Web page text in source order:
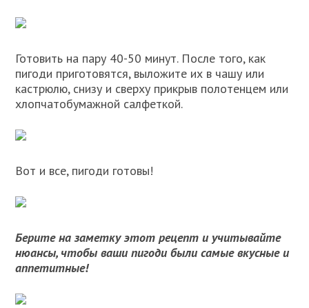
Готовить на пару 40-50 минут. После того, как
пигоди приготовятся, выложите их в чашу или
кастрюлю, снизу и сверху прикрыв полотенцем или
хлопчатобумажной салфеткой.
Вот и все, пигоди готовы!
Берите на заметку этот рецепт и учитывайте
нюансы, чтобы ваши пигоди были самые вкусные и
аппетитные!